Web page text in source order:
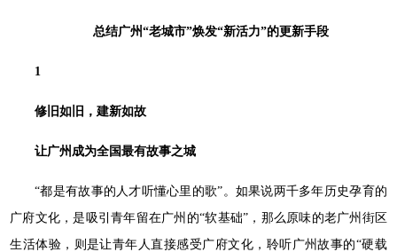
总结广州“老城市”焕发“新活力”的更新手段
1
修旧如旧，建新如故
让广州成为全国最有故事之城
“都是有故事的人才听懂心里的歌”。如果说两千多年历史孕育的
广府文化，是吸引青年留在广州的“软基础”，那么原味的老广州街区
生活体验，则是让青年人直接感受广府文化，聆听广州故事的“硬载